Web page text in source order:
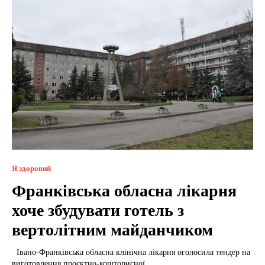
Я здоровий
Франківська обласна лікарня
хоче збудувати готель з
вертолітним майданчиком